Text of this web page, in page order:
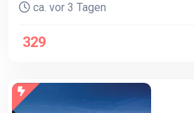
ca. vor 3 Tagen
329